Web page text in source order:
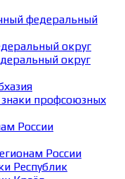
федеральный
округ
округ
профсоюзных
России
России
Республик